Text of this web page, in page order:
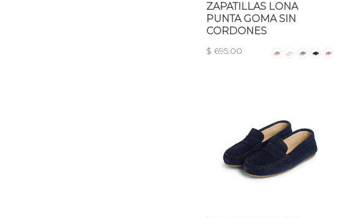
ZAPATILLAS LONA
PUNTA GOMA SIN
CORDONES
$ 695.00